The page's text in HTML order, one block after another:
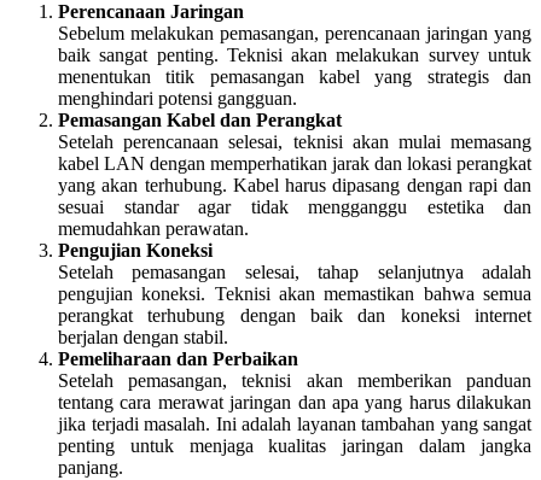
Perencanaan Jaringan
Sebelum melakukan pemasangan, perencanaan jaringan yang
baik sangat penting. Teknisi akan melakukan survey untuk
menentukan titik pemasangan kabel yang strategis dan
menghindari potensi gangguan.
Pemasangan Kabel dan Perangkat
Setelah perencanaan selesai, teknisi akan mulai memasang
kabel LAN dengan memperhatikan jarak dan lokasi perangkat
yang akan terhubung. Kabel harus dipasang dengan rapi dan
sesuai standar agar tidak mengganggu estetika dan
memudahkan perawatan.
Pengujian Koneksi
Setelah pemasangan selesai, tahap selanjutnya adalah
pengujian koneksi. Teknisi akan memastikan bahwa semua
perangkat terhubung dengan baik dan koneksi internet
berjalan dengan stabil.
Pemeliharaan dan Perbaikan
Setelah pemasangan, teknisi akan memberikan panduan
tentang cara merawat jaringan dan apa yang harus dilakukan
jika terjadi masalah. Ini adalah layanan tambahan yang sangat
penting untuk menjaga kualitas jaringan dalam jangka
panjang.